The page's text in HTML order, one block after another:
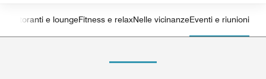
Freccia sinistra
Ristoranti e loungeFitness e relaxNelle vicinanzeEventi e riunioni